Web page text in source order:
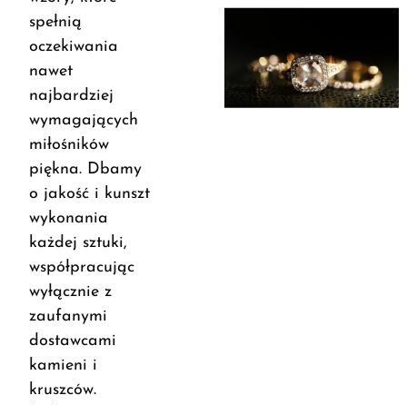
spełnią
oczekiwania
nawet
najbardziej
wymagających
miłośników
piękna. Dbamy
o jakość i kunszt
wykonania
każdej sztuki,
współpracując
wyłącznie z
zaufanymi
dostawcami
kamieni i
kruszców.